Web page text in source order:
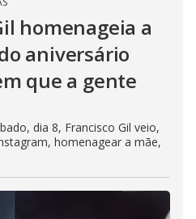
homenageia a
aniversário
que a gente
dia 8, Francisco Gil veio,
homenagear a mãe,